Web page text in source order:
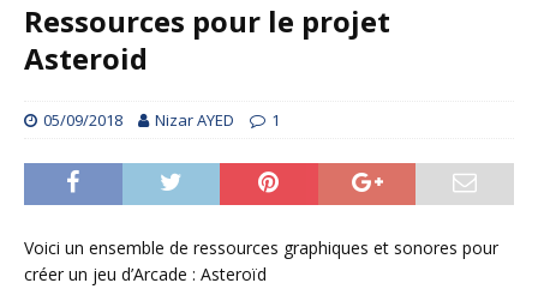
Ressources pour le projet
Asteroid
05/09/2018 Nizar AYED 1
Voici un ensemble de ressources graphiques et sonores pour
créer un jeu d’Arcade : Asteroïd